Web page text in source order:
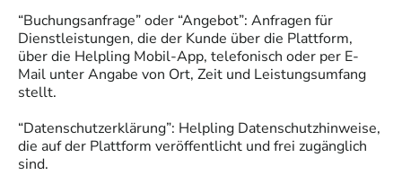
“Buchungsanfrage” oder “Angebot”: Anfragen für
Dienstleistungen, die der Kunde über die Plattform,
über die Helpling Mobil-App, telefonisch oder per E-
Mail unter Angabe von Ort, Zeit und Leistungsumfang
stellt.
“Datenschutzerklärung”: Helpling Datenschutzhinweise,
die auf der Plattform veröffentlicht und frei zugänglich
sind.